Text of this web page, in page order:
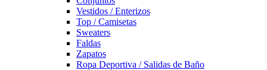
Vestidos / Enterizos
Top / Camisetas
Sweaters
Faldas
Zapatos
Ropa Deportiva / Salidas de Baño